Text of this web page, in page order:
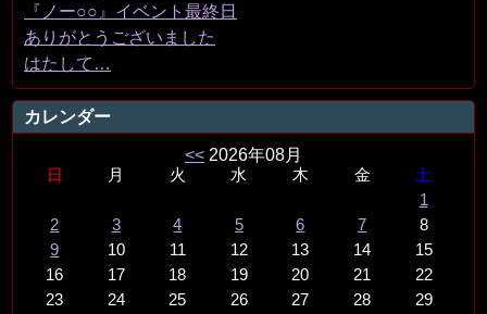
『ノー○○』イベント最終日
ありがとうございました
はたして…
カレンダー
<< 2026年08月
日 月 火 水 木 金
土
1
2
3 4 5 6 7
8
9
10 11 12 13 14
15
16
17 18 19 20 21
22
23
24 25 26 27 28
29